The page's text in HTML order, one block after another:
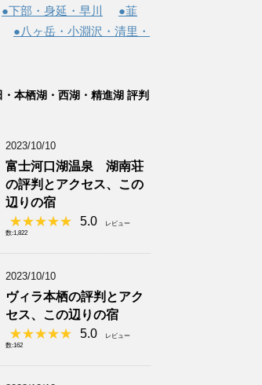
●下部・身延・早川
●韮
●八ヶ岳・小淵沢・清里・
本栖湖・西湖・精進湖 評判
2023/10/10
富士河口湖温泉 湖南荘
の評判とアクセス、この
辺りの宿
5.0
レビュー
数:1,822
2023/10/10
ヴィラ本栖の評判とアク
セス、この辺りの宿
5.0
レビュー
数:162